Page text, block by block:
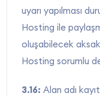
uyarı yapılması
Hosting ile
oluşabilecek
Hosting sorumlu
3.16: Alan adı